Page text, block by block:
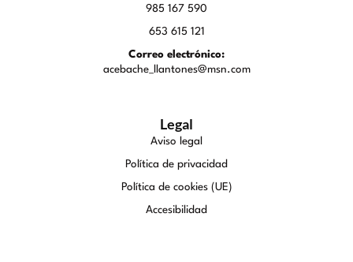
985 167 590
653 615 121
Correo electrónico:
acebache_llantones@msn.com
Legal
Aviso legal
Política de privacidad
Política de cookies (UE)
Accesibilidad